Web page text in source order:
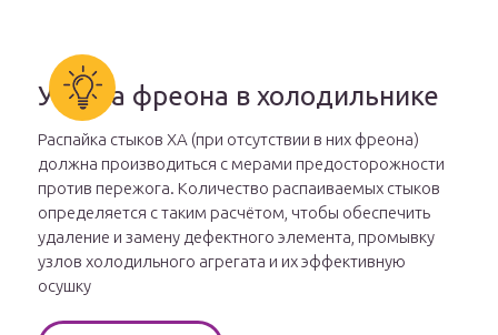
Утечка фреона в холодильнике
Распайка стыков ХА (при отсутствии в них фреона)
должна производиться с мерами предосторожности
против пережога. Количество распаиваемых стыков
определяется с таким расчётом, чтобы обеспечить
удаление и замену дефектного элемента, промывку
узлов холодильного агрегата и их эффективную
осушку